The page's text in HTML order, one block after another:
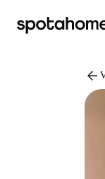
arrow_back